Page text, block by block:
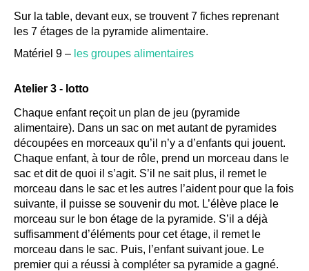
Sur la table, devant eux, se trouvent 7 fiches reprenant
les 7 étages de la pyramide alimentaire.
Matériel 9 – les groupes alimentaires
Atelier 3 - lotto
Chaque enfant reçoit un plan de jeu (pyramide
alimentaire). Dans un sac on met autant de pyramides
découpées en morceaux qu’il n’y a d’enfants qui jouent.
Chaque enfant, à tour de rôle, prend un morceau dans le
sac et dit de quoi il s’agit. S’il ne sait plus, il remet le
morceau dans le sac et les autres l’aident pour que la fois
suivante, il puisse se souvenir du mot. L’élève place le
morceau sur le bon étage de la pyramide. S’il a déjà
suffisamment d’éléments pour cet étage, il remet le
morceau dans le sac. Puis, l’enfant suivant joue. Le
premier qui a réussi à compléter sa pyramide a gagné.